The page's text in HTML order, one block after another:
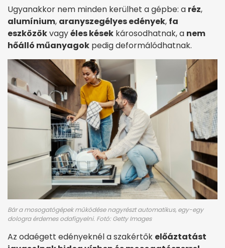
Ugyanakkor nem minden kerülhet a gépbe: a réz,
alumínium, aranyszegélyes edények, fa
eszközökvagyéles kések károsodhatnak, a nem
hőálló műanyagok pedig deformálódhatnak.
Bár a mosogatógépek működése nagyrészt automatikus, egy-egy
dologra érdemes odafigyelni. Fotó: Getty Images
Az odaégett edényeknél a szakértők előáztatást